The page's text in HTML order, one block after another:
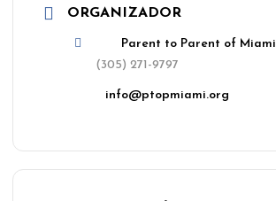
ORGANIZADOR
Parent to Parent of Miami
(305) 271-9797
info@ptopmiami.org